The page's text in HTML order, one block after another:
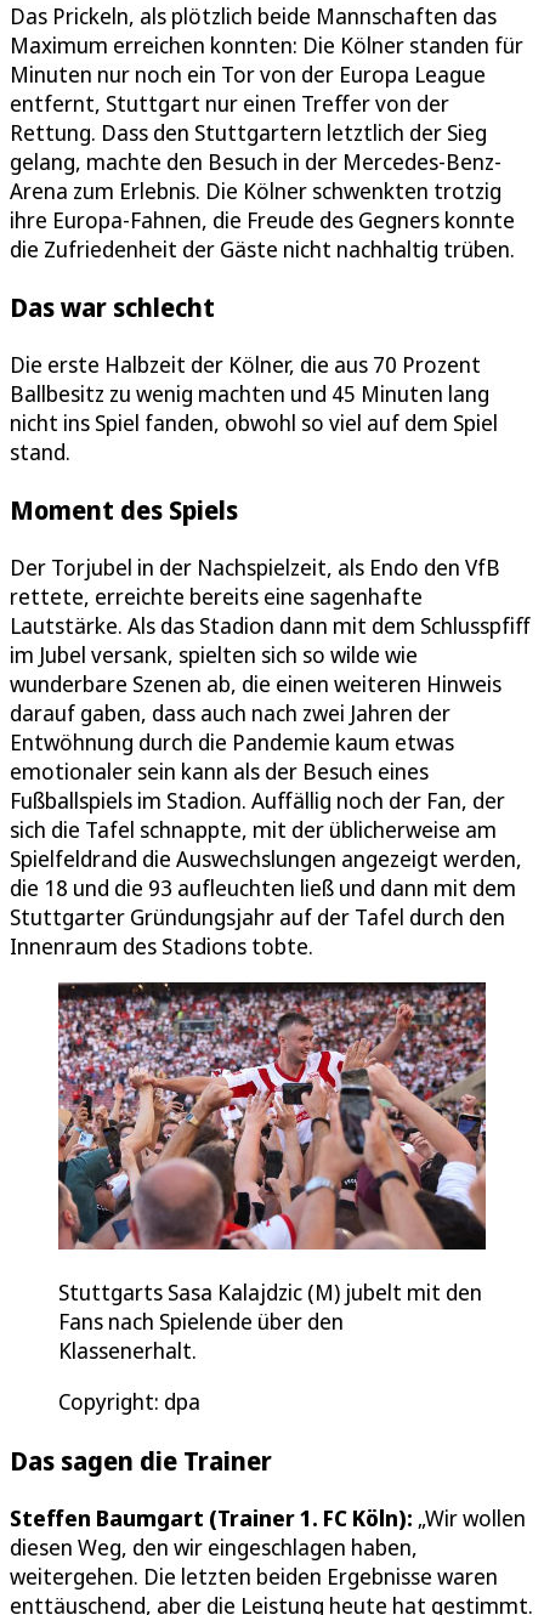
Das Prickeln, als plötzlich beide Mannschaften das
Maximum erreichen konnten: Die Kölner standen für
Minuten nur noch ein Tor von der Europa League
entfernt, Stuttgart nur einen Treffer von der
Rettung. Dass den Stuttgartern letztlich der Sieg
gelang, machte den Besuch in der Mercedes-Benz-
Arena zum Erlebnis. Die Kölner schwenkten trotzig
ihre Europa-Fahnen, die Freude des Gegners konnte
die Zufriedenheit der Gäste nicht nachhaltig trüben.
Das war schlecht
Die erste Halbzeit der Kölner, die aus 70 Prozent
Ballbesitz zu wenig machten und 45 Minuten lang
nicht ins Spiel fanden, obwohl so viel auf dem Spiel
stand.
Moment des Spiels
Der Torjubel in der Nachspielzeit, als Endo den VfB
rettete, erreichte bereits eine sagenhafte
Lautstärke. Als das Stadion dann mit dem Schlusspfiff
im Jubel versank, spielten sich so wilde wie
wunderbare Szenen ab, die einen weiteren Hinweis
darauf gaben, dass auch nach zwei Jahren der
Entwöhnung durch die Pandemie kaum etwas
emotionaler sein kann als der Besuch eines
Fußballspiels im Stadion. Auffällig noch der Fan, der
sich die Tafel schnappte, mit der üblicherweise am
Spielfeldrand die Auswechslungen angezeigt werden,
die 18 und die 93 aufleuchten ließ und dann mit dem
Stuttgarter Gründungsjahr auf der Tafel durch den
Innenraum des Stadions tobte.
Stuttgarts Sasa Kalajdzic (M) jubelt mit den
Fans nach Spielende über den
Klassenerhalt.
Copyright: dpa
Das sagen die Trainer
Steffen Baumgart (Trainer 1. FC Köln): „Wir wollen
diesen Weg, den wir eingeschlagen haben,
weitergehen. Die letzten beiden Ergebnisse waren
enttäuschend, aber die Leistung heute hat gestimmt.